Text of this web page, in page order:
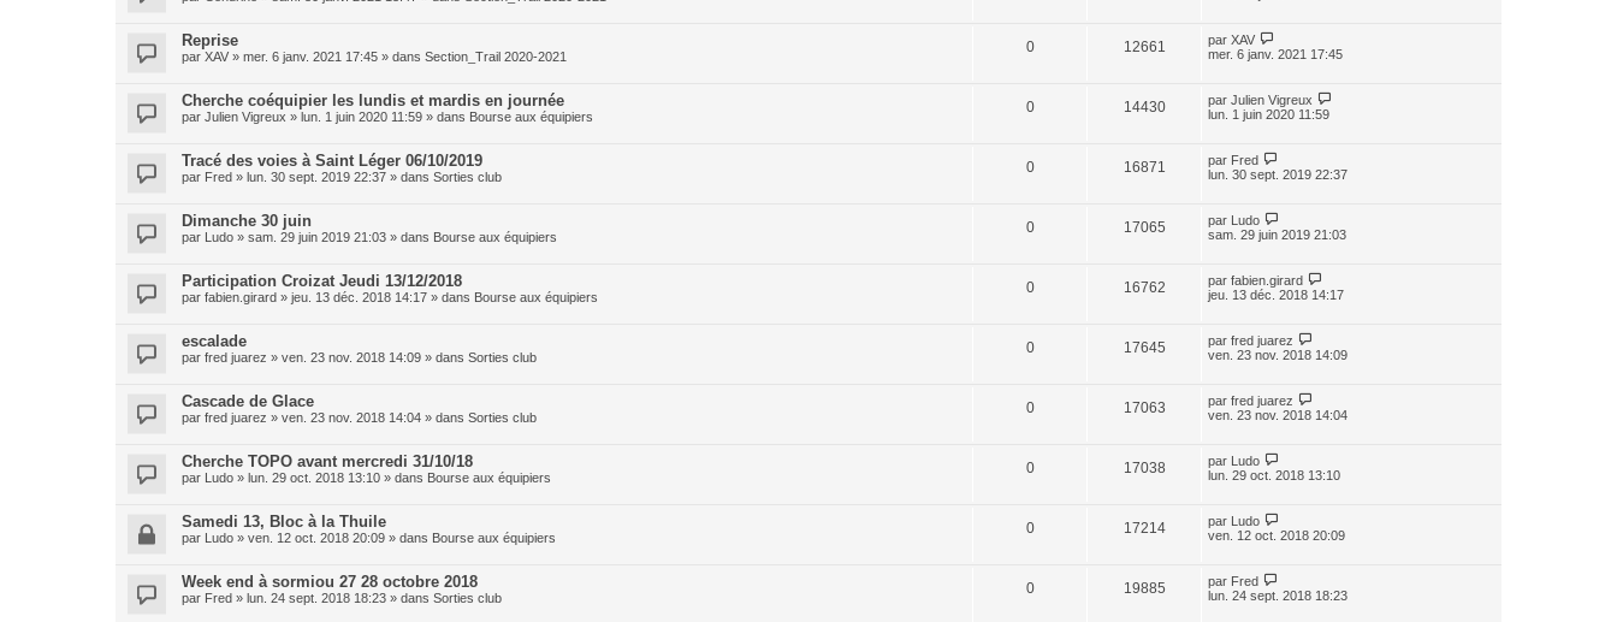
Reprise
par XAV » mer. 6 janv. 2021 17:45 » dans Section_Trail 2020-2021
0 12661 par XAV
mer. 6 janv. 2021 17:45
Cherche coéquipier les lundis et mardis en journée
par Julien Vigreux » lun. 1 juin 2020 11:59 » dans Bourse aux équipiers
0 14430 par Julien Vigreux
lun. 1 juin 2020 11:59
Tracé des voies à Saint Léger 06/10/2019
par Fred » lun. 30 sept. 2019 22:37 » dans Sorties club
0 16871 par Fred
lun. 30 sept. 2019 22:37
Dimanche 30 juin
par Ludo » sam. 29 juin 2019 21:03 » dans Bourse aux équipiers
0 17065 par Ludo
sam. 29 juin 2019 21:03
Participation Croizat Jeudi 13/12/2018
par fabien.girard » jeu. 13 déc. 2018 14:17 » dans Bourse aux équipiers
0 16762 par fabien.girard
jeu. 13 déc. 2018 14:17
escalade
par fred juarez » ven. 23 nov. 2018 14:09 » dans Sorties club
0 17645 par fred juarez
ven. 23 nov. 2018 14:09
Cascade de Glace
par fred juarez » ven. 23 nov. 2018 14:04 » dans Sorties club
0 17063 par fred juarez
ven. 23 nov. 2018 14:04
Cherche TOPO avant mercredi 31/10/18
par Ludo » lun. 29 oct. 2018 13:10 » dans Bourse aux équipiers
0 17038 par Ludo
lun. 29 oct. 2018 13:10
Samedi 13, Bloc à la Thuile
par Ludo » ven. 12 oct. 2018 20:09 » dans Bourse aux équipiers
0 17214 par Ludo
ven. 12 oct. 2018 20:09
Week end à sormiou 27 28 octobre 2018
par Fred » lun. 24 sept. 2018 18:23 » dans Sorties club
0 19885 par Fred
lun. 24 sept. 2018 18:23